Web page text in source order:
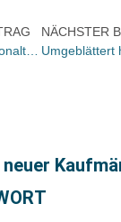
Buchwert Regionaltreffen Nord bei der Verlagsgruppe Oetinger in Hamburg